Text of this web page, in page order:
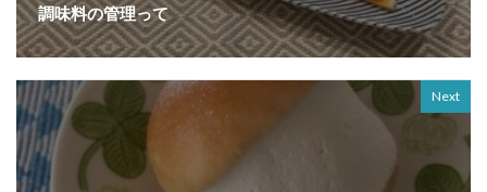
調味料の管理って
Next